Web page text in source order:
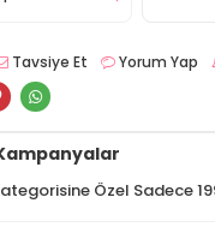
Tavsiye Et Yorum Yap
Özel Sadece